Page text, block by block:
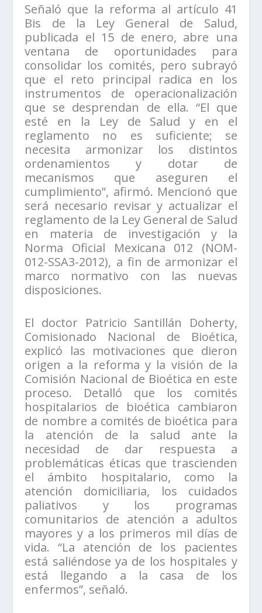
Señaló que la reforma al artículo 41
Bis de la Ley General de Salud,
publicada el 15 de enero, abre una
ventana de oportunidades para
consolidar los comités, pero subrayó
que el reto principal radica en los
instrumentos de operacionalización
que se desprendan de ella. “El que
esté en la Ley de Salud y en el
reglamento no es suficiente; se
necesita armonizar los distintos
ordenamientos y dotar de
mecanismos que aseguren el
cumplimiento”, afirmó. Mencionó que
será necesario revisar y actualizar el
reglamento de la Ley General de Salud
en materia de investigación y la
Norma Oficial Mexicana 012 (NOM-
012-SSA3-2012), a fin de armonizar el
marco normativo con las nuevas
disposiciones.
El doctor Patricio Santillán Doherty,
Comisionado Nacional de Bioética,
explicó las motivaciones que dieron
origen a la reforma y la visión de la
Comisión Nacional de Bioética en este
proceso. Detalló que los comités
hospitalarios de bioética cambiaron
de nombre a comités de bioética para
la atención de la salud ante la
necesidad de dar respuesta a
problemáticas éticas que trascienden
el ámbito hospitalario, como la
atención domiciliaria, los cuidados
paliativos y los programas
comunitarios de atención a adultos
mayores y a los primeros mil días de
vida. “La atención de los pacientes
está saliéndose ya de los hospitales y
está llegando a la casa de los
enfermos”, señaló.